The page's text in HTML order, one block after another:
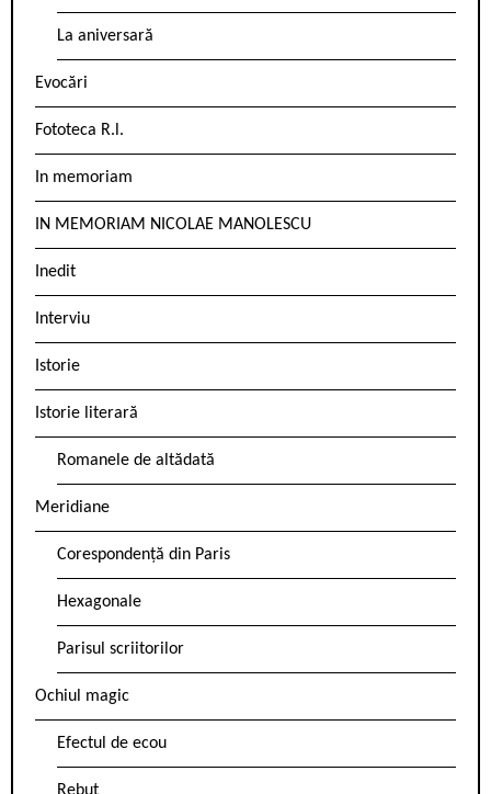
La aniversară
Evocări
Fototeca R.l.
In memoriam
IN MEMORIAM NICOLAE MANOLESCU
Inedit
Interviu
Istorie
Istorie literară
Romanele de altădată
Meridiane
Corespondență din Paris
Hexagonale
Parisul scriitorilor
Ochiul magic
Efectul de ecou